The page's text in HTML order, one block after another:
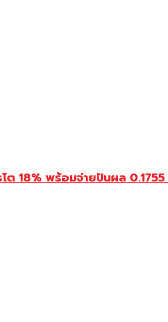
โต 18% พร้อมจ่ายปันผล